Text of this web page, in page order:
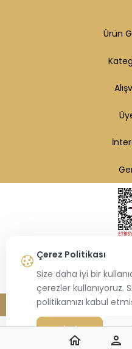
Ürün
© 2026 Kiraz Altın
Bu site,Hiosis®tarafından
home person
Çerez Politikası
Size daha iyi bir
çerezler kullanıyoruz.
politikamızı kabul etmiş
Kabul Et